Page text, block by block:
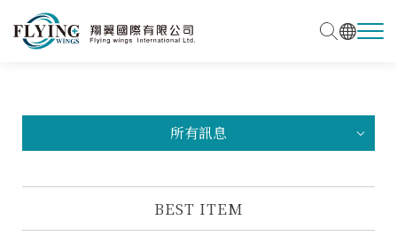
所有訊息
BEST ITEM